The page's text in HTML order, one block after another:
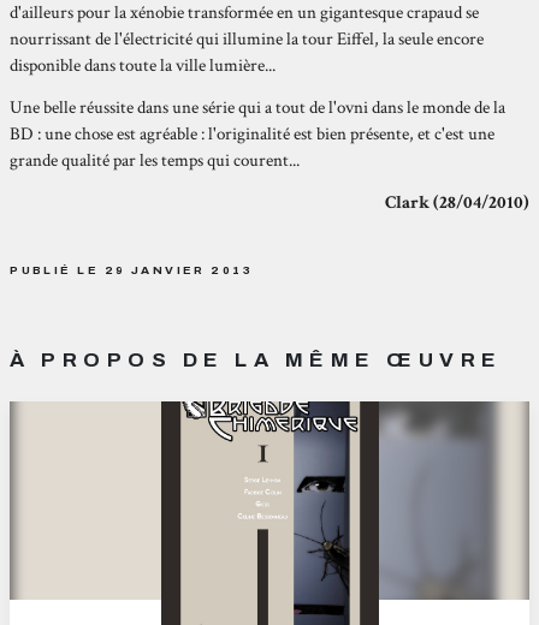
d'ailleurs pour la xénobie transformée en un gigantesque crapaud se
nourrissant de l'électricité qui illumine la tour Eiffel, la seule encore
disponible dans toute la ville lumière...
Une belle réussite dans une série qui a tout de l'ovni dans le monde de la
BD : une chose est agréable : l'originalité est bien présente, et c'est une
grande qualité par les temps qui courent...
Clark (28/04/2010)
PUBLIÉ LE 29 JANVIER 2013
À PROPOS DE LA MÊME ŒUVRE